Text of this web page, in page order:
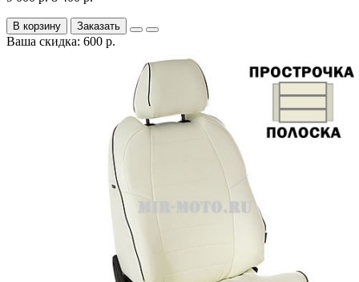
В корзину Заказать
Ваша скидка: 600 р.